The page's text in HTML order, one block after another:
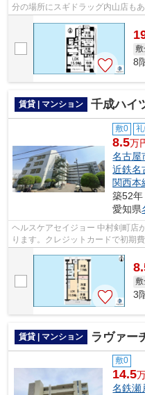
分の場所にスギドラッグ内山店も
で、電車での通勤にも便利な立地
8
賃貸 | マンション 千成ハイ
敷0
8.5万
名古屋
近鉄名
関西本
築52年
愛知県
ヘルスケアセイジョー 中村剣町店
ります。クレジットカードで初期
りの駅まで徒歩12分のマンション
3
賃貸 | マンション ラヴァー
敷0
14.5
名鉄瀬